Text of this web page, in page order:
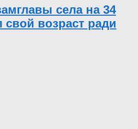
села на 34
свой возраст ради